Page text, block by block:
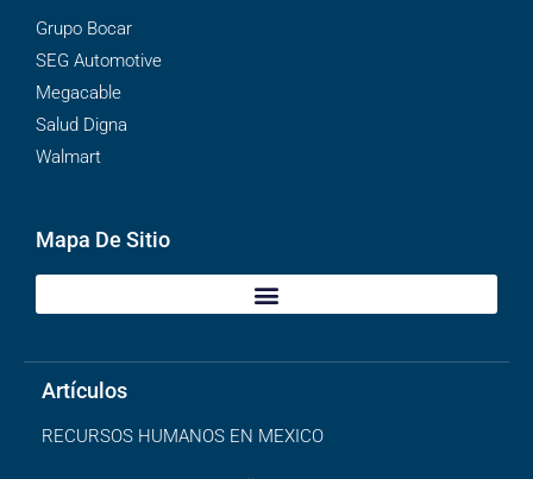
Grupo Bocar
SEG Automotive
Megacable
Salud Digna
Walmart
Mapa De Sitio
Artículos
RECURSOS HUMANOS EN MEXICO